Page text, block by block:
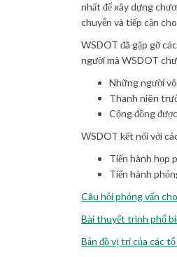
nhất để xây dựng
chuyển và tiếp cận
WSDOT đã gặp gỡ
người mà WSDOT
Những người
Thanh niên
Cộng đồng
WSDOT kết nối với
Tiến hành họp
Tiến hành
Câu hỏi phỏng vấn
Bài thuyết trình phổ
Bản đồ vị trí của các